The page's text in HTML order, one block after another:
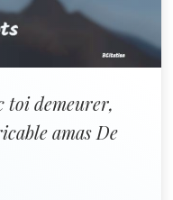
toi demeurer,
amas De